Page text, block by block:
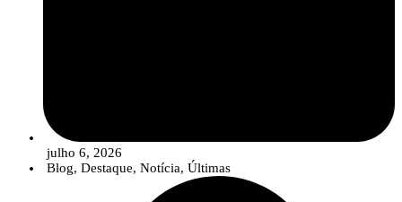
julho 6, 2026
Blog, Destaque, Notícia, Últimas